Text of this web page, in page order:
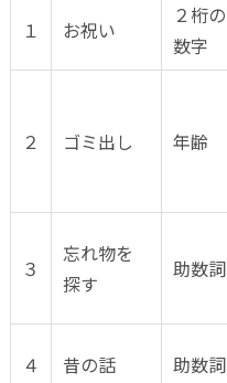
１ お祝い
２桁の
数字
２ ゴミ出し 年齢
３
忘れ物を
探す
助数詞
４ 昔の話 助数詞